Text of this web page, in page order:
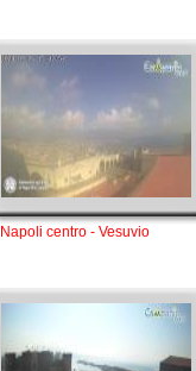
Napoli centro - Vesuvio